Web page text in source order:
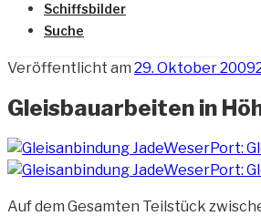
Schiffsbilder
Suche
Veröffentlicht am 29. Oktober 2009
Gleisbauarbeiten in
Auf dem Gesamten Teilstück